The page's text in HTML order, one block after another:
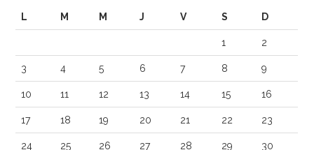
L
M M J V S D
1 2
3 4 5 6 7 8 9
10 11 12 13 14 15 16
17 18 19 20 21 22 23
24 25 26 27 28 29 30